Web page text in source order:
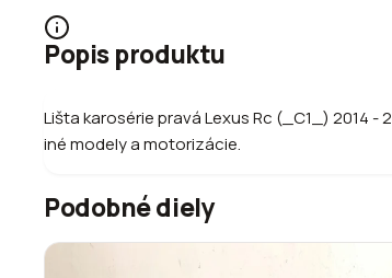
Popis produktu
Lišta karosérie pravá Lexus Rc (_C1_) 2014 -
iné modely a motorizácie.
Podobné diely